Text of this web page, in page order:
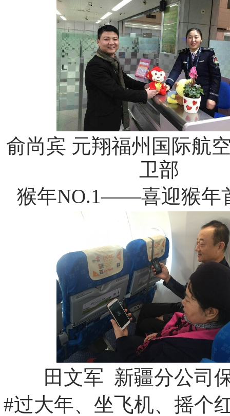
俞尚宾 元翔福州国际航
卫部
猴年NO.1——喜迎猴年
田文军 新疆分公司
#过大年、坐飞机、摇个